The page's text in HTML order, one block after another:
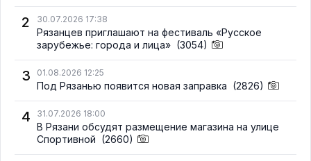
2 30.07.2026 17:38
Рязанцев приглашают на фестиваль «Русское
зарубежье: города и лица» (3054)
3 01.08.2026 12:25
Под Рязанью появится новая заправка (2826)
4 31.07.2026 18:00
В Рязани обсудят размещение магазина на улице
Спортивной (2660)